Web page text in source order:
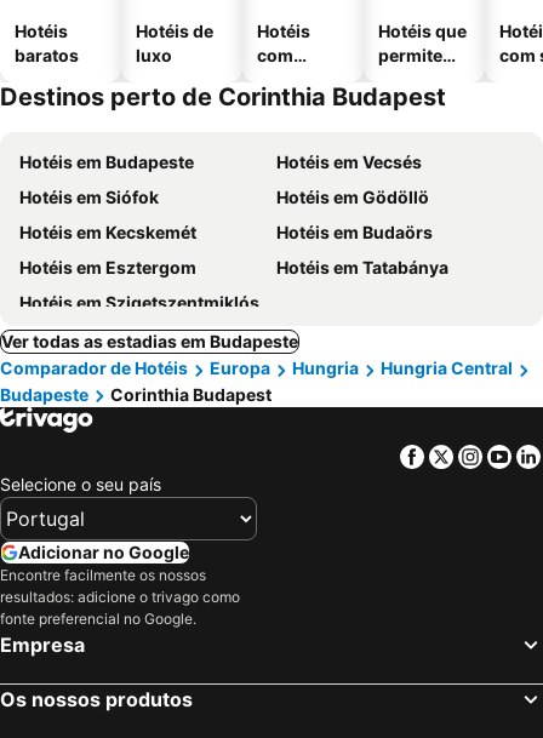
Hotéis
baratos
Hotéis de
luxo
Hotéis
com
Hotéis que
permitem
com
Destinos perto de Corinthia Budapest
Hotéis em Budapeste
Hotéis em Vecsés
Hotéis em Siófok
Hotéis em Gödöllö
Hotéis em Kecskemét
Hotéis em Budaörs
Hotéis em Esztergom
Hotéis em Tatabánya
Hotéis em Szigetszentmiklós
Ver todas as estadias em Budapeste
Comparador de Hotéis
Europa Hungria
Hungria Central
Budapeste
Corinthia Budapest
Facebook
Twitter
Selecione o seu país
Adicionar no Google
Encontre facilmente os nossos
resultados: adicione o trivago como
fonte preferencial no Google.
Empresa
Os nossos produtos